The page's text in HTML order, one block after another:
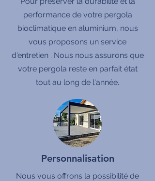
performance de votre pergola
bioclimatique en aluminium, nous
vous proposons un service
d'entretien . Nous nous assurons que
votre pergola reste en parfait état
tout au long de l'année.
Personnalisation
Nous vous offrons la possibilité de